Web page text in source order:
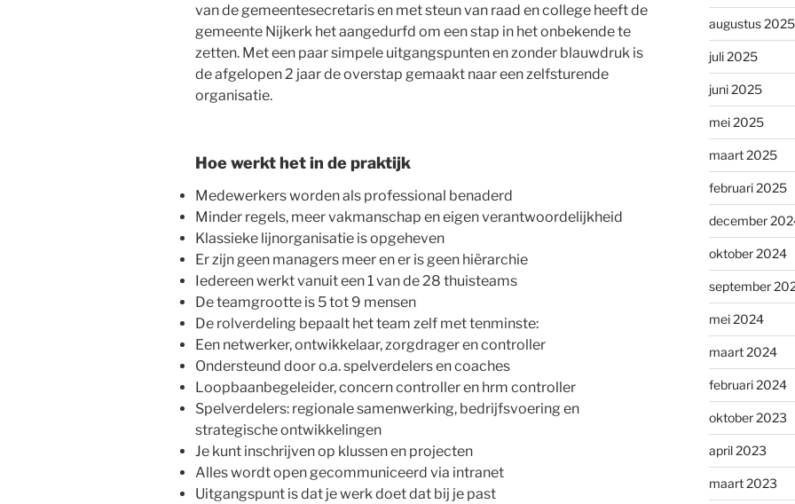
van de gemeentesecretaris en met steun van raad en college heeft de
gemeente Nijkerk het aangedurfd om een stap in het onbekende te
zetten. Met een paar simpele uitgangspunten en zonder blauwdruk is
de afgelopen 2 jaar de overstap gemaakt naar een zelfsturende
organisatie.
Hoe werkt het in de praktijk
Medewerkers worden als professional benaderd
Minder regels, meer vakmanschap en eigen verantwoordelijkheid
Klassieke lijnorganisatie is opgeheven
Er zijn geen managers meer en er is geen hiërarchie
Iedereen werkt vanuit een 1 van de 28 thuisteams
De teamgrootte is 5 tot 9 mensen
De rolverdeling bepaalt het team zelf met tenminste:
Een netwerker, ontwikkelaar, zorgdrager en controller
Ondersteund door o.a. spelverdelers en coaches
Loopbaanbegeleider, concern controller en hrm controller
Spelverdelers: regionale samenwerking, bedrijfsvoering en
strategische ontwikkelingen
Je kunt inschrijven op klussen en projecten
Alles wordt open gecommuniceerd via intranet
Uitgangspunt is dat je werk doet dat bij je past
augustus 2025
juli 2025
juni 2025
mei 2025
maart 2025
februari 2025
december
oktober 2024
september
mei 2024
maart 2024
februari 2024
oktober 2023
april 2023
maart 2023